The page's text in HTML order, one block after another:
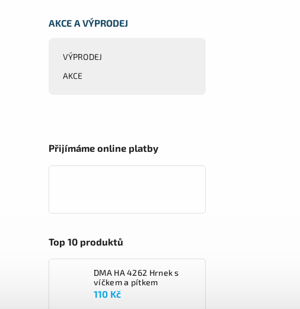
AKCE A VÝPRODEJ
VÝPRODEJ
AKCE
Přijímáme online platby
Top 10 produktů
DMA HA 4262 Hrnek s
víčkem a pítkem
110 Kč